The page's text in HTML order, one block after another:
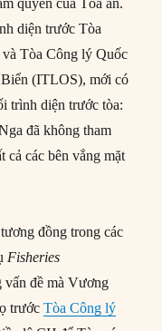
diện trước Tòa
Tòa Công lý Quốc
(ITLOS), mới có
trình diện trước tòa:
đã không tham
cả các bên vắng mặt
đồng trong các
Fisheries
vấn đề mà Vương
trướcTòa Công lý